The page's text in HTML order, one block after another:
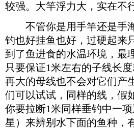
较强。大竿浮力大，实在不
不管你是用手竿还是手海
钓也好挂鱼也好，过硬起来
到了鱼进食的水温环境，最
只要保证1米左右的子线长
再大的母线也不会对它们产
们可以试试，同样的线，假
你要拉断1米同样垂钓中一
星）来辨别水下面的鱼种，